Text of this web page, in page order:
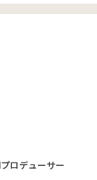
ロデューサー